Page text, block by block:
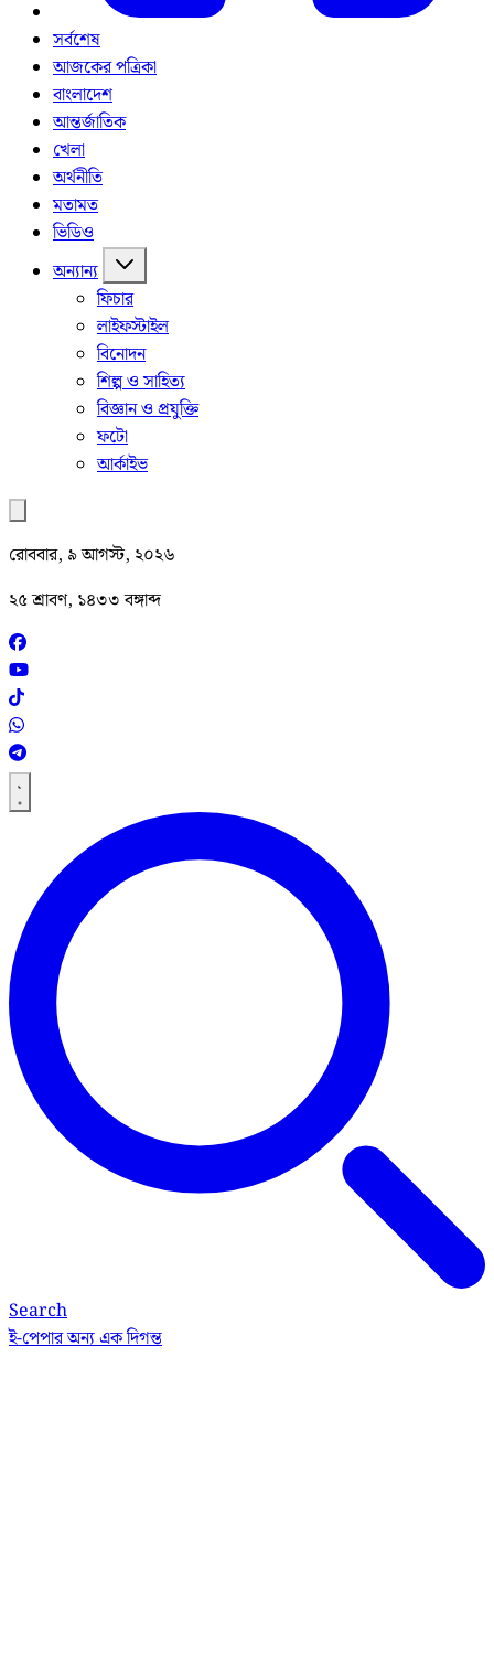
সর্বশেষ
আজকের পত্রিকা
বাংলাদেশ
আন্তর্জাতিক
খেলা
অর্থনীতি
মতামত
ভিডিও
অন্যান্য
ফিচার
লাইফস্টাইল
বিনোদন
শিল্প ও সাহিত্য
বিজ্ঞান ও প্রযুক্তি
ফটো
আর্কাইভ
রোববার, ৯ আগস্ট, ২০২৬
২৫ শ্রাবণ, ১৪৩৩ বঙ্গাব্দ
Search
ই-পেপারঅন্য এক দিগন্ত